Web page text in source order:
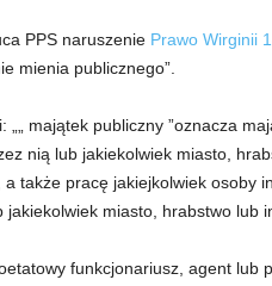
PPS naruszenie Prawo Wirginii
mienia publicznego”.
„„ majątek publiczny ”oznacza
nią lub jakiekolwiek miasto,
a także pracę jakiejkolwiek osoby
jakiekolwiek miasto, hrabstwo lub
funkcjonariusz, agent